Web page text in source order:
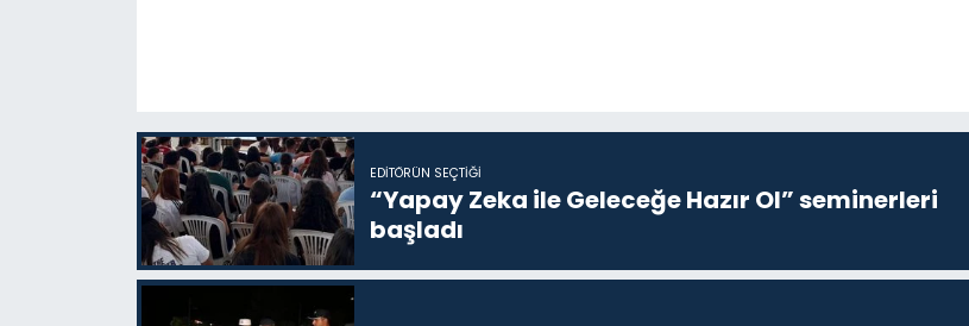
EDITÖRÜN SEÇTIĞI
“Yapay Zeka ile Geleceğe Hazır Ol” seminerleri
başladı